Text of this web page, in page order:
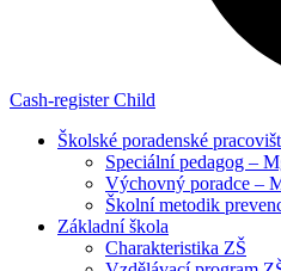
Cash-register Child
Školské poradenské
Speciální pedagog –
Výchovný poradce –
Školní metodik
Základní škola
Charakteristika ZŠ